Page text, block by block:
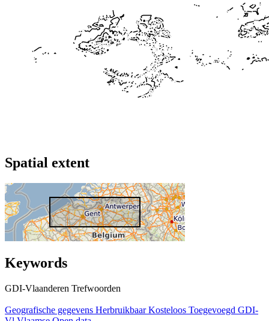
Spatial extent
Keywords
GDI-Vlaanderen Trefwoorden
Geografische gegevens Herbruikbaar Kosteloos Toegevoegd GDI-